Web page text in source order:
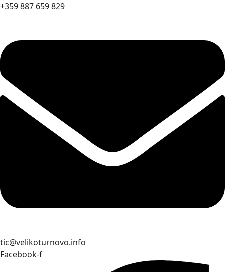
+359 887 659 829
tic@velikoturnovo.info
Facebook-f